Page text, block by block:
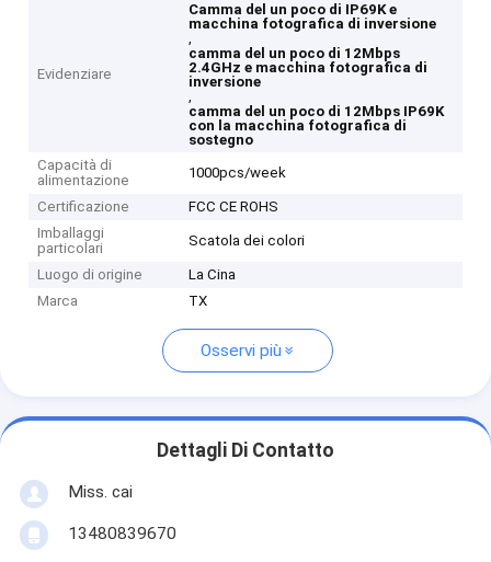
Evidenziare
Camma del un poco di IP69K e
macchina fotografica di inversione
,
camma del un poco di 12Mbps
2.4GHz e macchina fotografica di
inversione
,
camma del un poco di 12Mbps IP69K
con la macchina fotografica di
sostegno
Capacità di
alimentazione
1000pcs/week
Certificazione
FCC CE ROHS
Imballaggi
particolari
Scatola dei colori
Luogo di origine
La Cina
Marca
TX
Osservi più
Dettagli Di Contatto
Miss. cai
13480839670